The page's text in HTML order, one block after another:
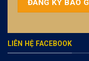
LIÊN HỆ FACEBOOK